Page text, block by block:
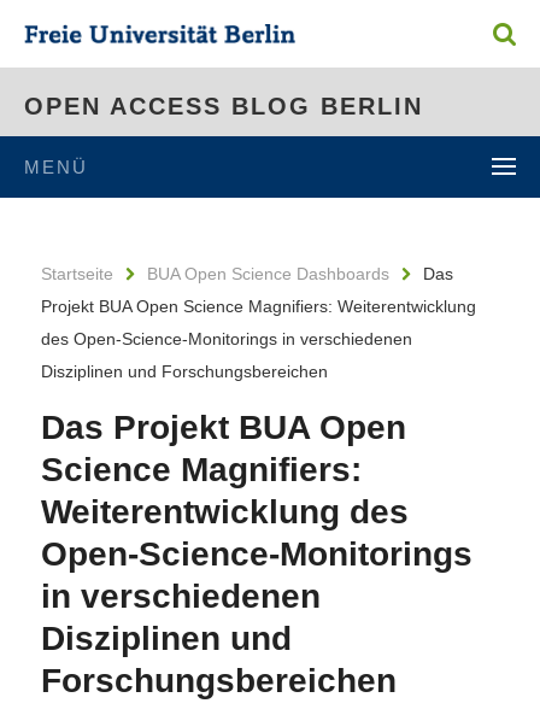
OPEN ACCESS BLOG BERLIN
MENÜ
Startseite BUA Open Science Dashboards
Das
Projekt BUA Open Science Magnifiers: Weiterentwicklung
des Open-Science-Monitorings in verschiedenen
Disziplinen und Forschungsbereichen
Das Projekt BUA Open
Science Magnifiers:
Weiterentwicklung des
Open-Science-Monitorings
in verschiedenen
Disziplinen und
Forschungsbereichen